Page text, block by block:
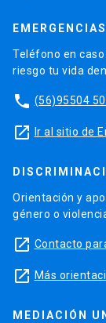
Teléfono en
riesgo tu vida
phone (56)95504
launch Ir al sitio de
Orientación y
género o
launch Contacto
launch Más
MEDIACIÓN